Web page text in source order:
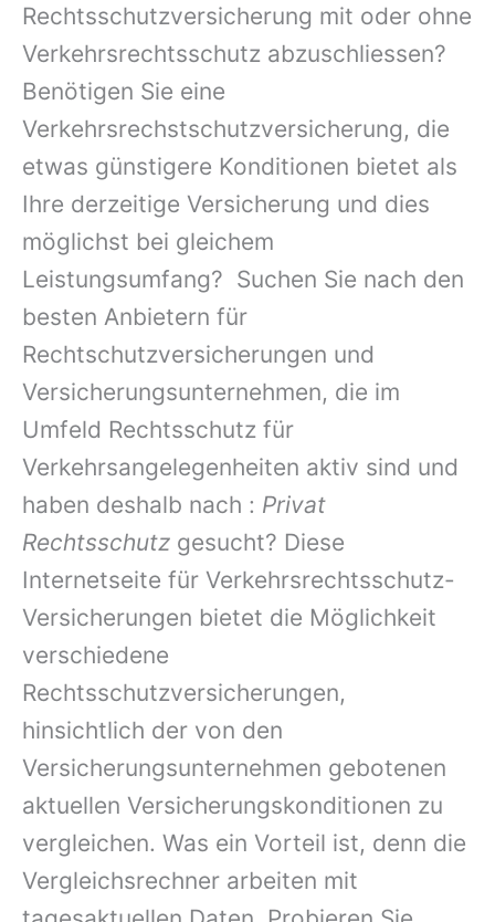
Rechtsschutzversicherung mit oder ohne
Verkehrsrechtsschutz abzuschliessen?
Benötigen Sie eine
Verkehrsrechstschutzversicherung, die
etwas günstigere Konditionen bietet als
Ihre derzeitige Versicherung und dies
möglichst bei gleichem
Leistungsumfang? Suchen Sie nach den
besten Anbietern für
Rechtschutzversicherungen und
Versicherungsunternehmen, die im
Umfeld Rechtsschutz für
Verkehrsangelegenheiten aktiv sind und
haben deshalb nach : Privat
Rechtsschutz gesucht? Diese
Internetseite für Verkehrsrechtsschutz-
Versicherungen bietet die Möglichkeit
verschiedene
Rechtsschutzversicherungen,
hinsichtlich der von den
Versicherungsunternehmen gebotenen
aktuellen Versicherungskonditionen zu
vergleichen. Was ein Vorteil ist, denn die
Vergleichsrechner arbeiten mit